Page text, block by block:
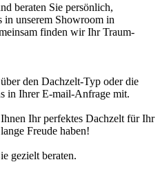
beraten Sie persönlich,
in unserem Showroom in
finden wir Ihr Traum-
den Dachzelt-Typ oder die
in Ihrer E-mail-Anfrage mit.
Ihr perfektes Dachzelt für Ihr
Freude haben!
gezielt beraten.